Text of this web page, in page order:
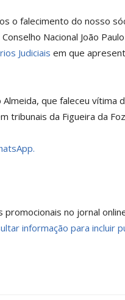
o falecimento do nosso
Nacional João
Judiciais em que
Almeida, que faleceu
tribunais da Figueira da
no jornal
informação para incluir